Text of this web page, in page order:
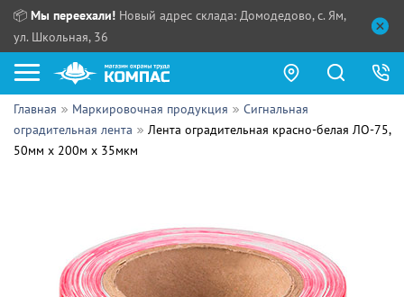
📦 Мы переехали! Новый адрес склада: Домодедово, с. Ям,
ул. Школьная, 36
Как купить?
Прайс-листы
Партнерам
Поставщикам
СБ, ВС:
Выдача продукции:
Главная Маркировочная продукция
Сигнальная
оградительная лента
Лента оградительная красно-белая ЛО-75,
50мм x 200м х 35мкм